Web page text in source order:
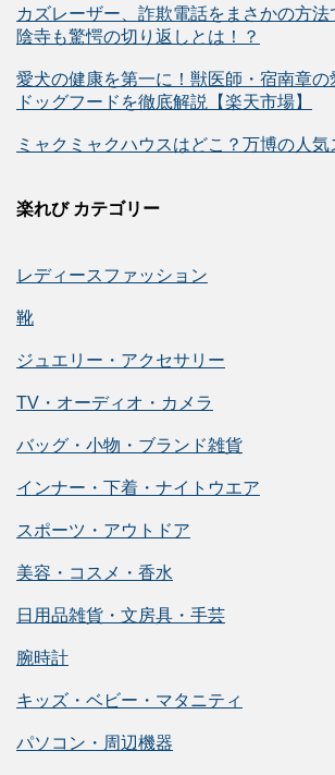
カズレーザー、詐欺電話をまさかの方
陰寺も驚愕の切り返しとは！？
愛犬の健康を第一に！獣医師・宿南章の
ドッグフードを徹底解説【楽天市場】
ミャクミャクハウスはどこ？万博の人気
楽れび カテゴリー
レディースファッション
靴
ジュエリー・アクセサリー
TV・オーディオ・カメラ
バッグ・小物・ブランド雑貨
インナー・下着・ナイトウエア
スポーツ・アウトドア
美容・コスメ・香水
日用品雑貨・文房具・手芸
腕時計
キッズ・ベビー・マタニティ
パソコン・周辺機器